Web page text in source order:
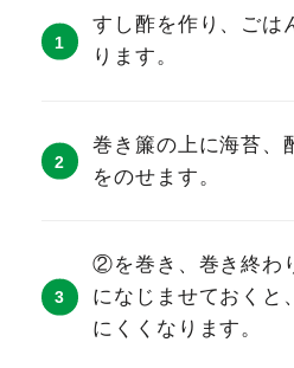
すし酢を作り、ごは
ります。
巻き簾の上に海苔、
をのせます。
②を巻き、巻き終わ
になじませておくと
にくくなります。